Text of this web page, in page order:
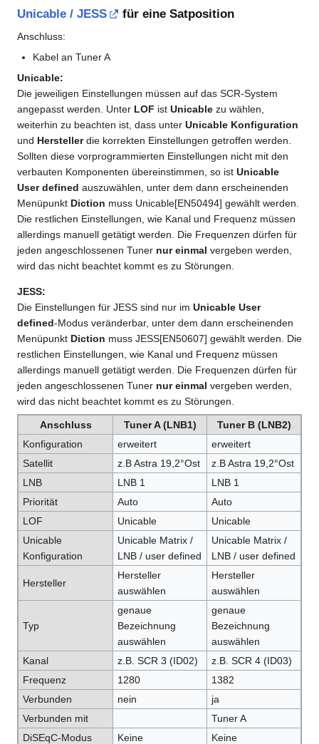
Unicable / JESS für eine Satposition
Anschluss:
Kabel an Tuner A
Unicable:
Die jeweiligen Einstellungen müssen auf das SCR-System
angepasst werden. Unter LOF ist Unicable zu wählen,
weiterhin zu beachten ist, dass unter Unicable Konfiguration
und Herstellerdie korrekten Einstellungen getroffen werden.
Sollten diese vorprogrammierten Einstellungen nicht mit den
verbauten Komponenten übereinstimmen, so ist Unicable
User defined auszuwählen, unter dem dann erscheinenden
Menüpunkt Diction muss Unicable[EN50494] gewählt werden.
Die restlichen Einstellungen, wie Kanal und Frequenz müssen
allerdings manuell getätigt werden. Die Frequenzen dürfen für
jeden angeschlossenen Tuner nur einmal vergeben werden,
wird das nicht beachtet kommt es zu Störungen.
JESS:
Die Einstellungen für JESS sind nur im Unicable User
defined-Modus veränderbar, unter dem dann erscheinenden
Menüpunkt Diction muss JESS[EN50607] gewählt werden. Die
restlichen Einstellungen, wie Kanal und Frequenz müssen
allerdings manuell getätigt werden. Die Frequenzen dürfen für
jeden angeschlossenen Tuner nur einmal vergeben werden,
wird das nicht beachtet kommt es zu Störungen.
Anschluss Tuner A (LNB1)
Tuner B (LNB2)
Konfiguration
erweitert
erweitert
Satellit
z.B Astra 19,2°Ost
z.B Astra 19,2°Ost
LNB
LNB 1
LNB 1
Priorität
Auto
Auto
LOF
Unicable
Unicable
Unicable
Konfiguration
Unicable Matrix /
LNB / user defined
Unicable Matrix /
LNB / user defined
Hersteller
Hersteller
auswählen
Hersteller
auswählen
Typ
genaue
Bezeichnung
auswählen
genaue
Bezeichnung
auswählen
Kanal
z.B. SCR 3 (ID02)
z.B. SCR 4 (ID03)
Frequenz
1280
1382
Verbunden
nein
ja
Verbunden mit
Tuner A
DiSEqC-Modus
Keine Keine